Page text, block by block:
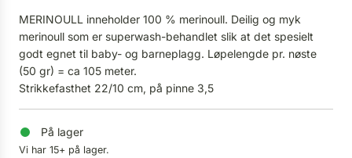
MERINOULL inneholder 100 % merinoull. Deilig og myk
merinoull som er superwash-behandlet slik at det spesielt
godt egnet til baby- og barneplagg. Løpelengde pr. nøste
(50 gr) = ca 105 meter.
Strikkefasthet 22/10 cm, på pinne 3,5
På lager
Vi har 15+ på lager.